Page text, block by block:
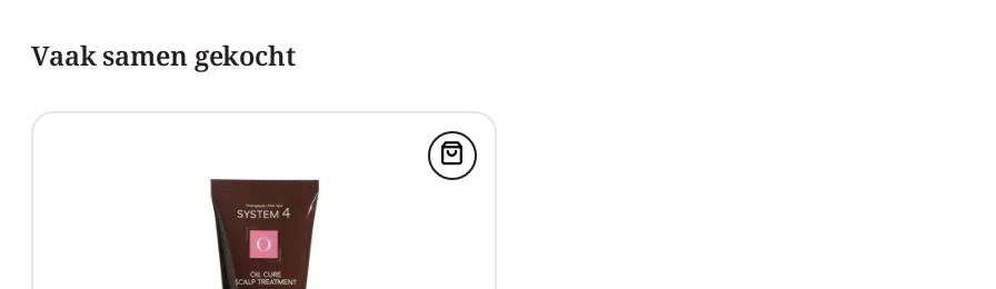
Vaak samen gekocht
Voeg SYSTEM 4 O OIL CURE SCALP TREATMENT 75